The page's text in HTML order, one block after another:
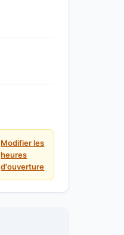
Modifier les
heures
d'ouverture